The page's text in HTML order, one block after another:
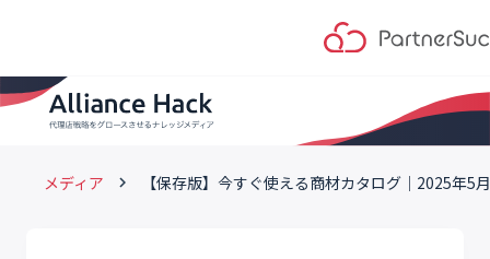
メディア keyboard_arrow_right 【保存版】今すぐ使える商材カタログ｜2025年5月